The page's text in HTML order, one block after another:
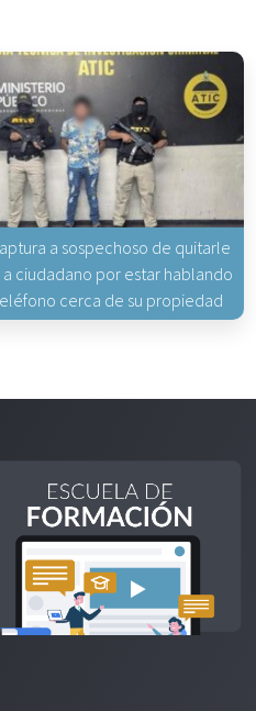
a sospechoso de quitarle
a ciudadano por estar hablando
cerca de su propiedad